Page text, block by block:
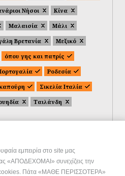
εμπειρία στο site μας
«ΑΠΟΔΕΧΟΜΑΙ» συνεχίζεις την
Πάτα «ΜΑΘΕ ΠΕΡΙΣΣΟΤΕΡΑ»
Νήσοι
Κίνα
Μαλαισία
Μάλι
Βρετανία
Μεξικό
όπου γης και πατρίς
Ροδεσία
Σικελία Ιταλία
Ταιλάνδη